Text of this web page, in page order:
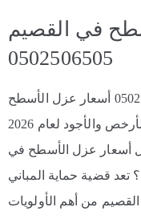
في القصيم
0502506505
أسعار عزل الأسطح في القصيم 0502506505 أسعار عزل الأسطح
في القصيم 0502506505 شركة النجم الأرخص والأجود لعام 2026
أسعار عزل الأسطح في
النجم؟ تعد قضية حماية المباني
من أهم الأولويات